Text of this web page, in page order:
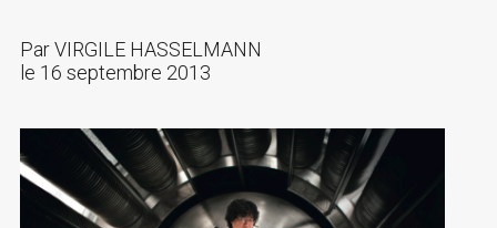
ParVIRGILE HASSELMANN
le 16 septembre 2013